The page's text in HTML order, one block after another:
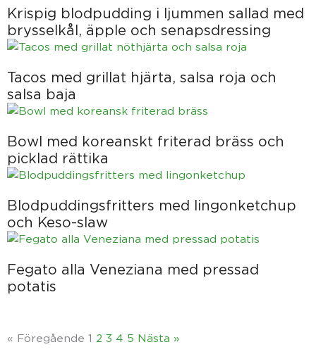
Krispig blodpudding i ljummen sallad med
brysselkål, äpple och senapsdressing
Tacos med grillat hjärta, salsa roja och
salsa baja
Bowl med koreanskt friterad bräss och
picklad rättika
Blodpuddingsfritters med lingonketchup
och Keso-slaw
Fegato alla Veneziana med pressad
potatis
« Föregående 1 2 3 4 5 Nästa »